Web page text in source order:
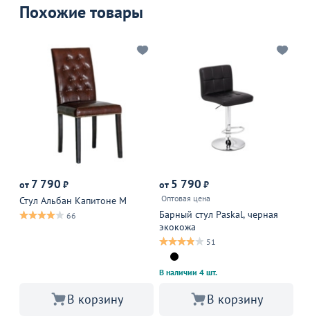
Похожие товары
от 7 790 ₽
Стул Альбан Капитоне М
66
В корзину
от 5 790 ₽
Оптовая цена
Барный стул Paskal, черная
экокожа
51
В наличии 4 шт.
В корзину